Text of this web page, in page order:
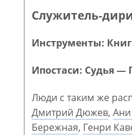
Служитель-
Инструменты:
Ипостаси: Судья —
Люди с таким же
Дмитрий Дюжев,
Бережная, Генри